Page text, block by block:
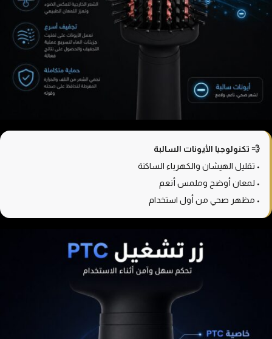
💨 تكنولوجيا الأيونات السالبة
• تقليل الهيشان والكهرباء الساكنة
• لمعان أوضح وملمس أنعم
• مظهر صحي من أول استخدام